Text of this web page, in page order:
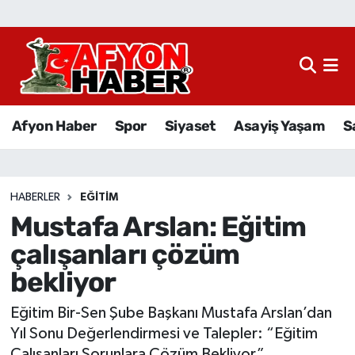
Afyon Haber Spor Siyaset Asayiş Yaşam
HABERLER EĞITIM
Mustafa Arslan: Eğitim
çalışanları çözüm
bekliyor
Eğitim Bir-Sen Şube Başkanı Mustafa Arslan’dan
Yıl Sonu Değerlendirmesi ve Talepler: “Eğitim
Afyon Haber
Sağlık
Eğitim
Ekonomi